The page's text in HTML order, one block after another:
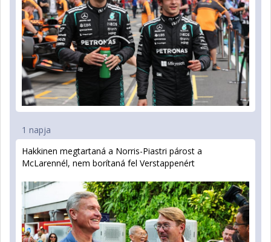
1 napja
Hakkinen megtartaná a Norris-Piastri párost a
McLarennél, nem borítaná fel Verstappenért